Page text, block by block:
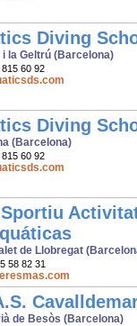
Diving
i la Geltrú (Barcelona)
815 60 92
Diving
(Barcelona)
815 60 92
de Llobregat
58 82 31
de Besòs (Barcelona)